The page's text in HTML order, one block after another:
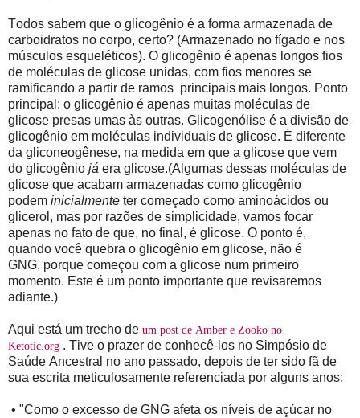
Todos sabem que o glicogênio é a forma armazenada de
carboidratos no corpo, certo? (Armazenado no fígado e nos
músculos esqueléticos). O glicogênio é apenas longos fios
de moléculas de glicose unidas, com fios menores se
ramificando a partir de ramos principais mais longos. Ponto
principal: o glicogênio é apenas muitas moléculas de
glicose presas umas às outras. Glicogenólise é a divisão de
glicogênio em moléculas individuais de glicose. É diferente
da gliconeogênese, na medida em que a glicose que vem
do glicogênio já era glicose.(Algumas dessas moléculas de
glicose que acabam armazenadas como glicogênio
podem inicialmente ter começado como aminoácidos ou
glicerol, mas por razões de simplicidade, vamos focar
apenas no fato de que, no final, é glicose. O ponto é,
quando você quebra o glicogênio em glicose, não é
GNG, porque começou com a glicose num primeiro
momento. Este é um ponto importante que revisaremos
adiante.)
Aqui está um trecho de um post de Amber e Zooko no
Ketotic.org . Tive o prazer de conhecê-los no Simpósio de
Saúde Ancestral no ano passado, depois de ter sido fã de
sua escrita meticulosamente referenciada por alguns anos:
• "Como o excesso de GNG afeta os níveis de açúcar no